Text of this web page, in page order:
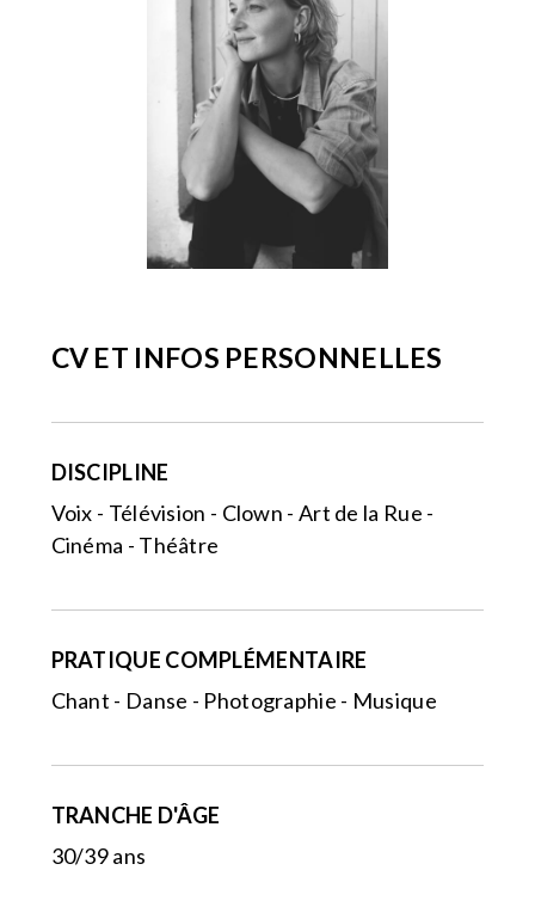
CV ET INFOS PERSONNELLES
DISCIPLINE
Voix - Télévision - Clown - Art de la Rue -
Cinéma - Théâtre
PRATIQUE COMPLÉMENTAIRE
Chant - Danse - Photographie - Musique
TRANCHE D'ÂGE
30/39 ans